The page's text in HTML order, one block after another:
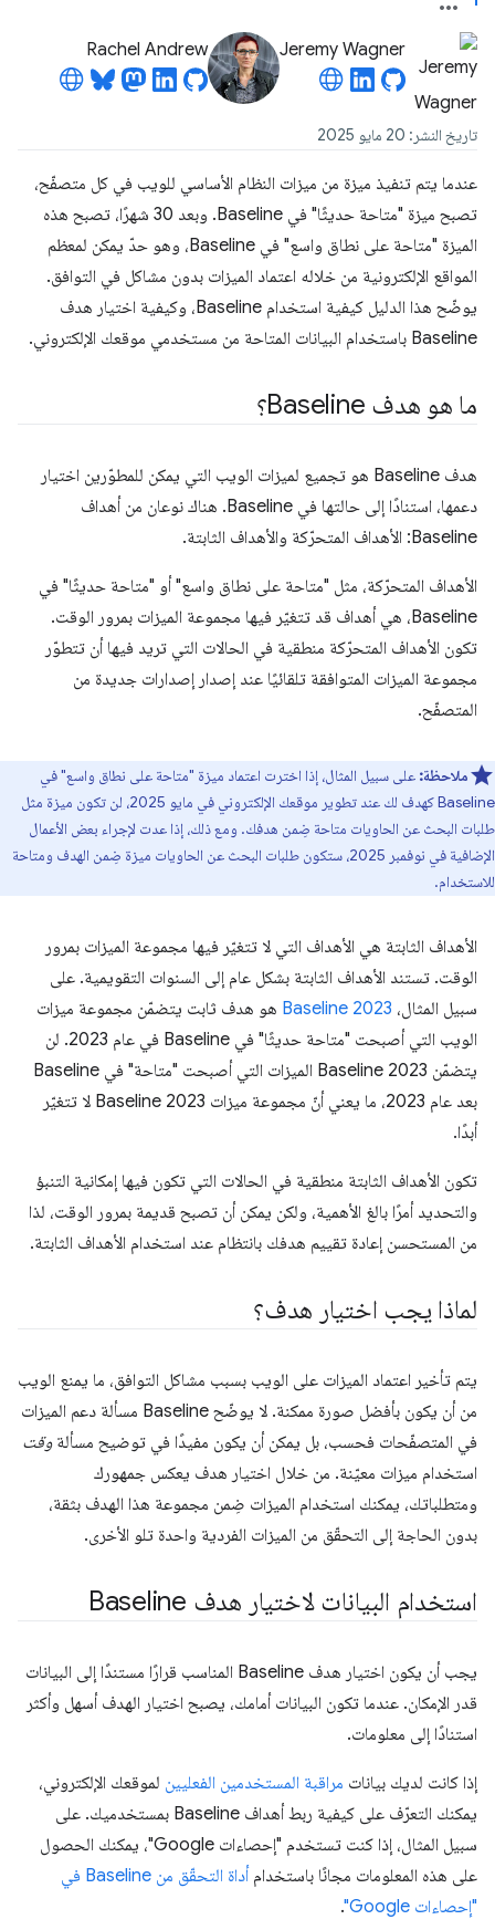
Jeremy Wagner
Rachel Andrew
تاريخ النشر: 20 مايو 2025
عندما يتم تنفيذ ميزة من ميزات النظام الأساسي للويب في كل متصفّح،
تصبح ميزة "متاحة حديثًا" في Baseline. وبعد 30 شهرًا، تصبح هذه
الميزة "متاحة على نطاق واسع" في Baseline، وهو حدّ يمكن لمعظم
المواقع الإلكترونية من خلاله اعتماد الميزات بدون مشاكل في التوافق.
يوضّح هذا الدليل كيفية استخدام Baseline، وكيفية اختيار هدف
Baseline باستخدام البيانات المتاحة من مستخدمي موقعك الإلكتروني.
ما هو هدف Baseline؟
هدف Baseline هو تجميع لميزات الويب التي يمكن للمطوّرين اختيار
دعمها، استنادًا إلى حالتها في Baseline. هناك نوعان من أهداف
Baseline: الأهداف المتحرّكة والأهداف الثابتة.
الأهداف المتحرّكة، مثل "متاحة على نطاق واسع" أو "متاحة حديثًا" في
Baseline، هي أهداف قد تتغيّر فيها مجموعة الميزات بمرور الوقت.
تكون الأهداف المتحرّكة منطقية في الحالات التي تريد فيها أن تتطوّر
مجموعة الميزات المتوافقة تلقائيًا عند إصدار إصدارات جديدة من
المتصفّح.
ملاحظة: على سبيل المثال، إذا اخترت اعتماد ميزة "متاحة على نطاق واسع" في
Baseline كهدف لك عند تطوير موقعك الإلكتروني في مايو 2025، لن تكون ميزة مثل
طلبات البحث عن الحاويات متاحة ضِمن هدفك. ومع ذلك، إذا عدت لإجراء بعض الأعمال
الإضافية في نوفمبر 2025، ستكون طلبات البحث عن الحاويات ميزة ضِمن الهدف ومتاحة
للاستخدام.
الأهداف الثابتة هي الأهداف التي لا تتغيّر فيها مجموعة الميزات بمرور
الوقت. تستند الأهداف الثابتة بشكل عام إلى السنوات التقويمية. على
سبيل المثال، Baseline 2023 هو هدف ثابت يتضمّن مجموعة ميزات
الويب التي أصبحت "متاحة حديثًا" في Baseline في عام 2023. لن
يتضمّن Baseline 2023 الميزات التي أصبحت "متاحة" في Baseline
بعد عام 2023، ما يعني أنّ مجموعة ميزات Baseline 2023 لا تتغيّر
أبدًا.
تكون الأهداف الثابتة منطقية في الحالات التي تكون فيها إمكانية التنبؤ
والتحديد أمرًا بالغ الأهمية، ولكن يمكن أن تصبح قديمة بمرور الوقت، لذا
من المستحسن إعادة تقييم هدفك بانتظام عند استخدام الأهداف الثابتة.
لماذا يجب اختيار هدف؟
يتم تأخير اعتماد الميزات على الويب بسبب مشاكل التوافق، ما يمنع الويب
من أن يكون بأفضل صورة ممكنة. لا يوضّح Baseline مسألة دعم الميزات
في المتصفّحات فحسب، بل يمكن أن يكون مفيدًا في توضيح مسألةوقت
استخدام ميزات معيّنة. من خلال اختيار هدف يعكس جمهورك
ومتطلباتك، يمكنك استخدام الميزات ضِمن مجموعة هذا الهدف بثقة،
بدون الحاجة إلى التحقّق من الميزات الفردية واحدة تلو الأخرى.
استخدام البيانات لاختيار هدف Baseline
يجب أن يكون اختيار هدف Baseline المناسب قرارًا مستندًا إلى البيانات
قدر الإمكان. عندما تكون البيانات أمامك، يصبح اختيار الهدف أسهل وأكثر
استنادًا إلى معلومات.
إذا كانت لديك بيانات مراقبة المستخدمين الفعليين لموقعك الإلكتروني،
يمكنك التعرّف على كيفية ربط أهداف Baseline بمستخدميك. على
سبيل المثال، إذا كنت تستخدم "إحصاءات Google"، يمكنك الحصول
على هذه المعلومات مجانًا باستخدام
أداة التحقّق من Baseline في
"إحصاءات Google"
.